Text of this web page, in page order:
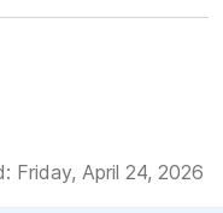
Friday, April 24, 2026